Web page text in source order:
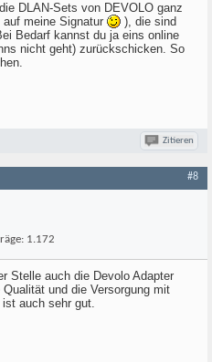
DLAN-Sets von DEVOLO ganz
meine Signatur
), die sind
Bedarf kannst du ja eins online
nicht geht) zurückschicken. So
Zitieren
#8
1.172
Stelle auch die Devolo Adapter
und die Versorgung mit
auch sehr gut.